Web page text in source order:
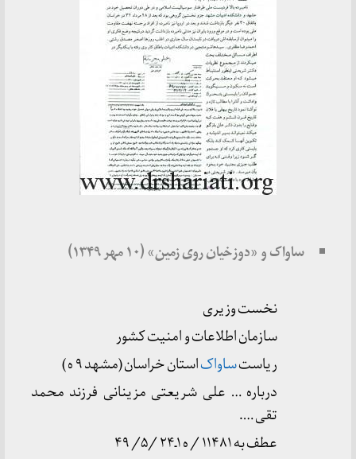
ساواک و «دوزخیان روی زمین» (۱۰ مهر ۱۳۴۹)
نخست وزیری
سازمان اطلاعات و امنیت کشور
ریاستساواکاستان خراسان (مشهد ۹ ه )
درباره … علی شریعتی مزینانی فرزند محمد
تقی ….
عطف به ۱۱۴۸۱ / ه ۱ـ۲۴ /۵/ ۴۹